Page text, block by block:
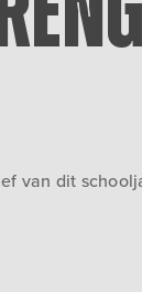
van dit